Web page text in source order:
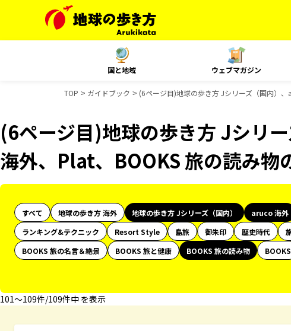
国と地域 ウェブマガジン
TOP ガイドブック (6ページ目)地球の歩き方 Jシリーズ（国内）
(6ページ目)地球の歩き方 Jシリ
海外、Plat、BOOKS 旅の読み物
すべて 地球の歩き方 海外 地球の歩き方 Jシリーズ（国内） aruco 海外
ランキング&テクニック
Resort Style 島旅 御朱印 歴史時代
BOOKS 旅の名言＆絶景
BOOKS 旅と健康 BOOKS 旅の読み物 BOOKS
101〜109件/109件中 を表示